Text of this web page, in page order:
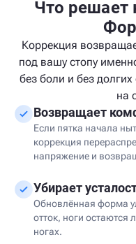
Что решает
Коррекция
под вашу стопу
без боли и без
на
Возвращает
Если пятка начала
коррекция
напряжение и
Убирает
Обновлённая форма
отток, ноги остаются
ногах.